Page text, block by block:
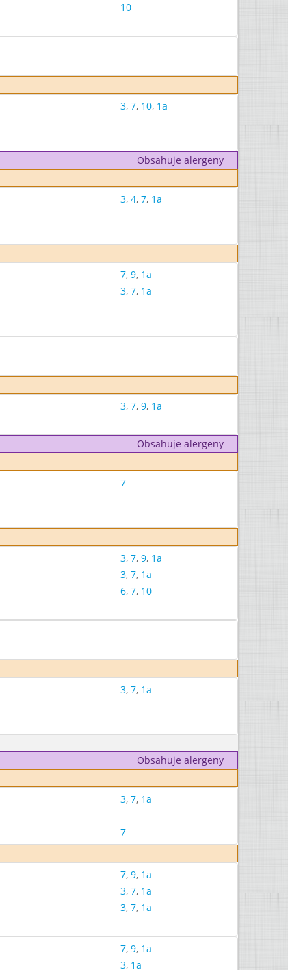
10
3, 7, 10, 1a
Obsahuje alergeny
3, 4, 7, 1a
7, 9, 1a
3, 7, 1a
3, 7, 9, 1a
Obsahuje alergeny
7
3, 7, 9, 1a
3, 7, 1a
6, 7, 10
3, 7, 1a
Obsahuje alergeny
3, 7, 1a
7
7, 9, 1a
3, 7, 1a
3, 7, 1a
7, 9, 1a
3, 1a